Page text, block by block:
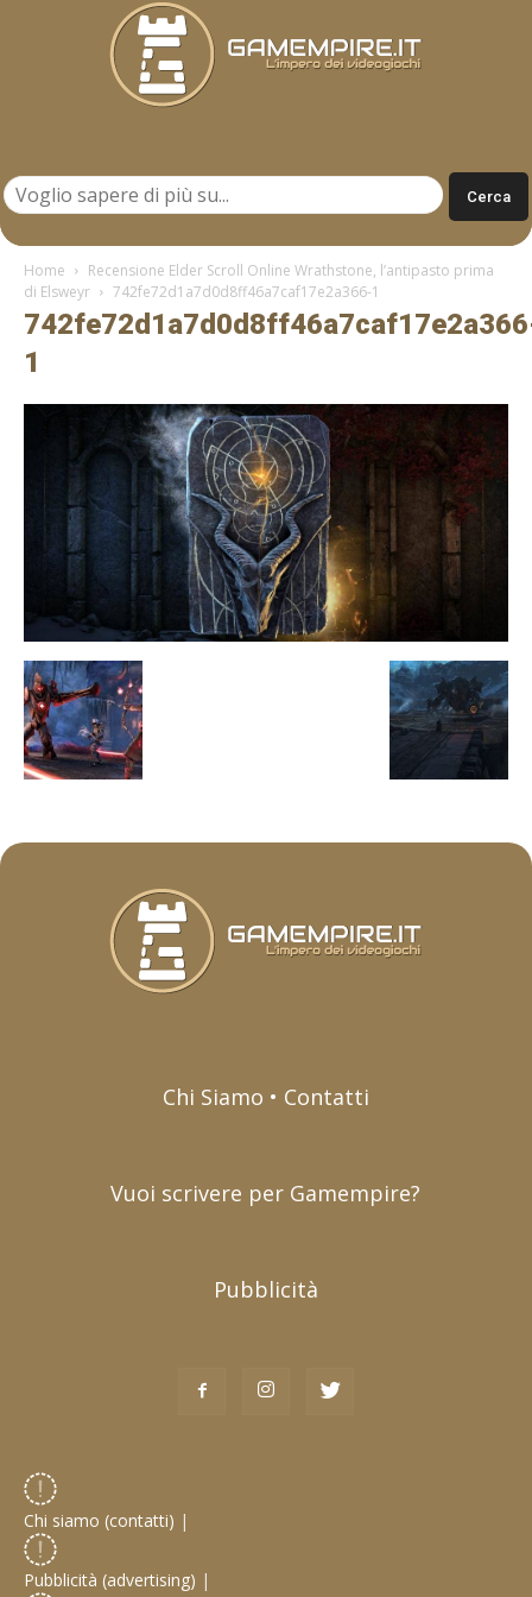
Home
Recensione Elder Scroll Online Wrathstone, l’antipasto prima
di Elsweyr
742fe72d1a7d0d8ff46a7caf17e2a366-1
1
Chi Siamo • Contatti
Vuoi scrivere per Gamempire?
Pubblicità
Chi siamo (contatti) |
Pubblicità (advertising) |